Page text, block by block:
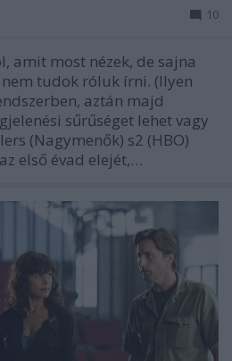
10
amit most nézek, de sajna
tudok róluk írni. (Ilyen
aztán majd
sűrűséget lehet vagy
(Nagymenők) s2 (HBO)
első évad elejét,…